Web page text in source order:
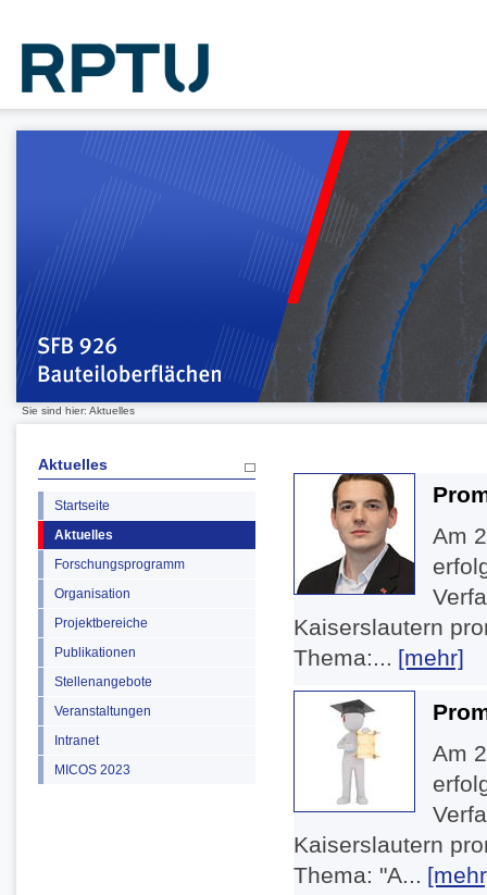
Sie sind hier: Aktuelles
Aktuelles
Startseite
Aktuelles
Forschungsprogramm
Organisation
Projektbereiche
Publikationen
Stellenangebote
Veranstaltungen
Intranet
MICOS 2023
Am
Kaiserslautern
Thema:... [mehr]
Am
Kaiserslautern
Thema: "A...